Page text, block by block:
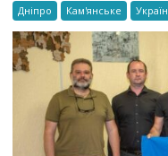
Дніпро Кам'янське